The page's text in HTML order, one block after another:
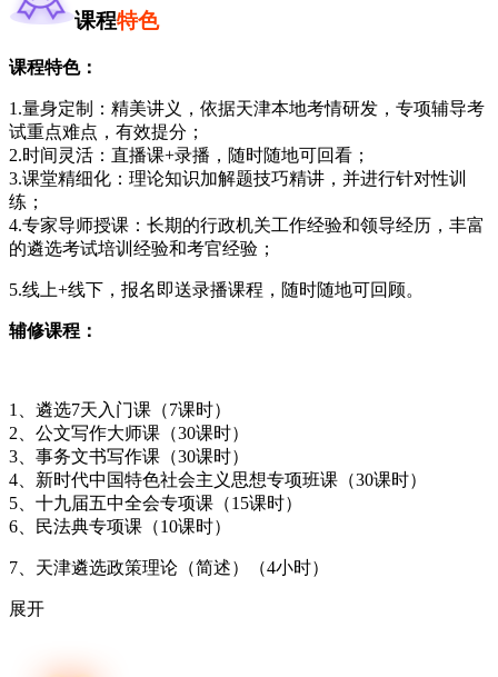
课程特色
课程特色：
1.量身定制：精美讲义，依据天津本地考情研发，专项辅导考
试重点难点，有效提分；
2.时间灵活：直播课+录播，随时随地可回看；
3.课堂精细化：理论知识加解题技巧精讲，并进行针对性训
练；
4.专家导师授课：长期的行政机关工作经验和领导经历，丰富
的遴选考试培训经验和考官经验；
5.线上+线下，报名即送录播课程，随时随地可回顾。
辅修课程：
1、遴选7天入门课（7课时）
2、公文写作大师课（30课时）
3、事务文书写作课（30课时）
4、新时代中国特色社会主义思想专项班课（30课时）
5、十九届五中全会专项课（15课时）
6、民法典专项课（10课时）
7、天津遴选政策理论（简述）（4小时）
展开